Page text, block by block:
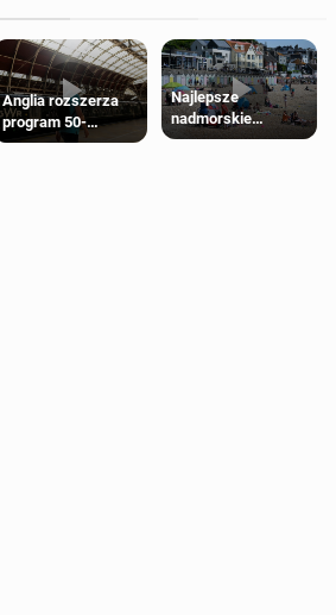
Anglia rozszerza
program 50-
procentowych
Najlepsze
nadmorskie
miasteczko blisko